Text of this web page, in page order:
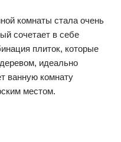
комнаты стала очень
сочетает в себе
плиток, которые
идеально
ванную комнату
местом.